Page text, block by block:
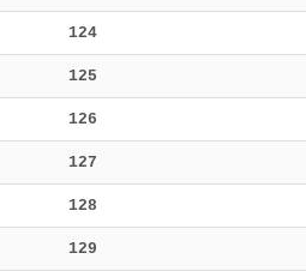
124
125
126
127
128
129